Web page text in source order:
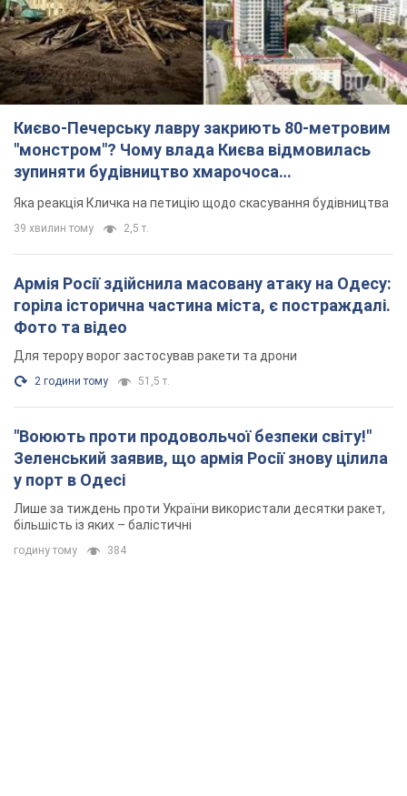
Києво-Печерську лавру закриють 80-метровим
"монстром"? Чому влада Києва відмовилась
зупиняти будівництво хмарочоса
"московського вірянина"
Яка реакція Кличка на петицію щодо скасування будівництва
39 хвилин тому 2,5 т.
Армія Росії здійснила масовану атаку на Одесу:
горіла історична частина міста, є постраждалі.
Фото та відео
Для терору ворог застосував ракети та дрони
2 години тому 51,5 т.
"Воюють проти продовольчої безпеки світу!"
Зеленський заявив, що армія Росії знову цілила
у порт в Одесі
Лише за тиждень проти України використали десятки ракет,
більшість із яких – балістичні
годину тому 384